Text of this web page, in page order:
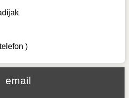
)
email